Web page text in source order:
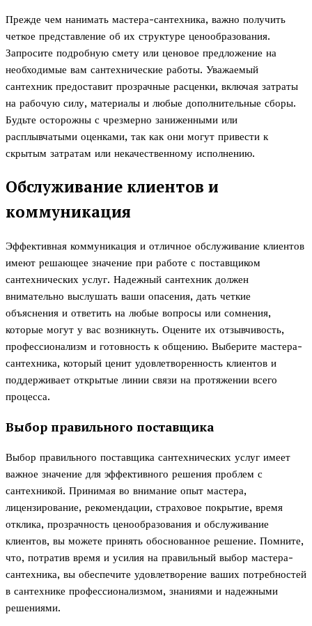
Прежде чем нанимать мастера-сантехника, важно получить
четкое представление об их структуре ценообразования.
Запросите подробную смету или ценовое предложение на
необходимые вам сантехнические работы. Уважаемый
сантехник предоставит прозрачные расценки, включая затраты
на рабочую силу, материалы и любые дополнительные сборы.
Будьте осторожны с чрезмерно заниженными или
расплывчатыми оценками, так как они могут привести к
скрытым затратам или некачественному исполнению.
Обслуживание клиентов и
коммуникация
Эффективная коммуникация и отличное обслуживание клиентов
имеют решающее значение при работе с поставщиком
сантехнических услуг. Надежный сантехник должен
внимательно выслушать ваши опасения, дать четкие
объяснения и ответить на любые вопросы или сомнения,
которые могут у вас возникнуть. Оцените их отзывчивость,
профессионализм и готовность к общению. Выберите мастера-
сантехника, который ценит удовлетворенность клиентов и
поддерживает открытые линии связи на протяжении всего
процесса.
Выбор правильного поставщика
Выбор правильного поставщика сантехнических услуг имеет
важное значение для эффективного решения проблем с
сантехникой. Принимая во внимание опыт мастера,
лицензирование, рекомендации, страховое покрытие, время
отклика, прозрачность ценообразования и обслуживание
клиентов, вы можете принять обоснованное решение. Помните,
что, потратив время и усилия на правильный выбор мастера-
сантехника, вы обеспечите удовлетворение ваших потребностей
в сантехнике профессионализмом, знаниями и надежными
решениями.